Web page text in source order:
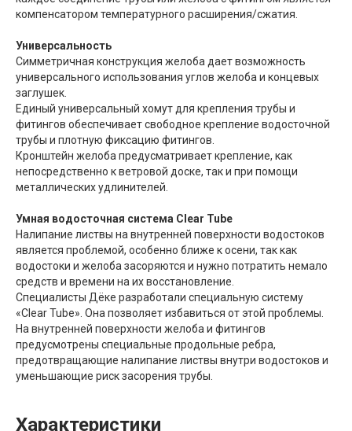
компенсатором температурного расширения/сжатия.
Универсальность
Симметричная конструкция желоба дает возможность
универсального использования углов желоба и концевых
заглушек.
Единый универсальный хомут для крепления трубы и
фитингов обеспечивает свободное крепление водосточной
трубы и плотную фиксацию фитингов.
Кронштейн желоба предусматривает крепление, как
непосредственно к ветровой доске, так и при помощи
металлических удлинителей.
Умная водосточная система Clear Tube
Налипание листвы на внутренней поверхности водостоков
является проблемой, особенно ближе к осени, так как
водостоки и желоба засоряются и нужно потратить немало
средств и времени на их восстановление.
Специалисты Дёке разработали специальную систему
«Clear Tube». Она позволяет избавиться от этой проблемы.
На внутренней поверхности желоба и фитингов
предусмотрены специальные продольные ребра,
предотвращающие налипание листвы внутри водостоков и
уменьшающие риск засорения трубы.
Характеристики